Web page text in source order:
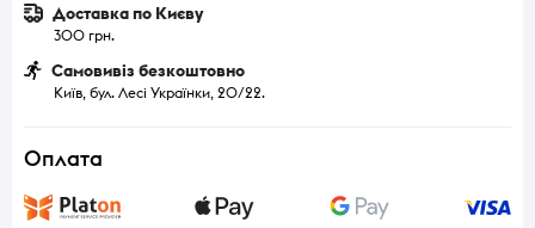
Доставка по Києву
300 грн.
Самовивіз безкоштовно
Київ, бул. Лесі Українки, 20/22.
Оплата